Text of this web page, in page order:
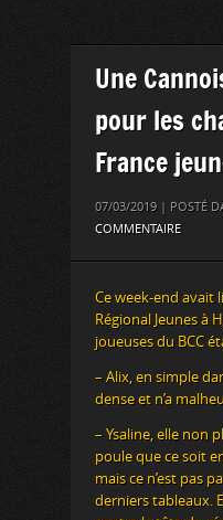
Une
pour les
France
07/03/2019 | POSTÉ
COMMENTAIRE
Ce week-end avait
Régional Jeunes à
joueuses du BCC
– Alix, en simple
dense et n’a
– Ysaline, elle non
poule que ce soit
mais ce n’est pas
derniers tableaux.